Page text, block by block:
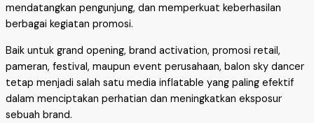
mendatangkan pengunjung, dan memperkuat keberhasilan
berbagai kegiatan promosi.
Baik untuk grand opening, brand activation, promosi retail,
pameran, festival, maupun event perusahaan, balon sky dancer
tetap menjadi salah satu media inflatable yang paling efektif
dalam menciptakan perhatian dan meningkatkan eksposur
sebuah brand.